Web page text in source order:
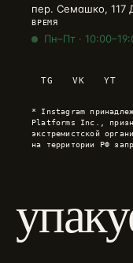
пер. Семашко, 117
ВРЕМЯ
Пн–Пт ·
TG VK YT
* Instagram
Platforms Inc.,
экстремистской
на территории РФ
+7 905
+7 905
8 800
ЗВОНОК